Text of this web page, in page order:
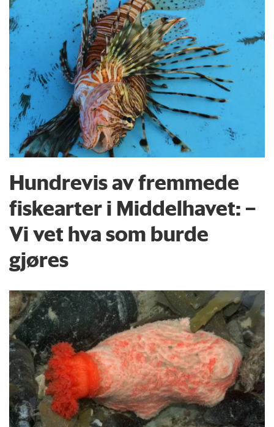
Hundrevis av fremmede
fiskearter i Middelhavet: –
Vi vet hva som burde
gjøres